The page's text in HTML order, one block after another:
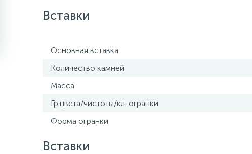
Вставки
Основная вставка
Количество камней
Масса
Гр.цвета/чистоты/кл. огранки
Форма огранки
Вставки